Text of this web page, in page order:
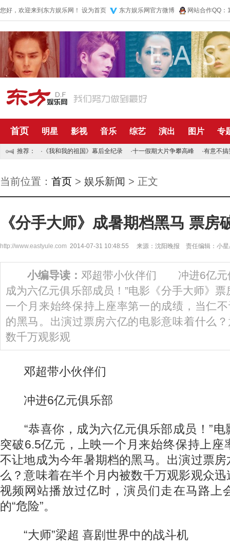
您好，欢迎来到东方娱乐网！ 设为首页 东方娱乐网官方微博 网站合作QQ
首页 明星 影视 音乐 综艺 演出 图片 专
推荐： · 《我和我的祖国》幕后全纪录 ·十一假期大片争攀高峰 ·有意不搞
当前位置： 首页 > 娱乐新闻 > 正文
《分手大师》成暑期档黑马 票房
http://www.eastyule.com 2014-07-31 10:48:55 来源：沈阳晚报 责任编辑：小星
小编导读： 邓超带小伙伴们 冲进6亿
成为六亿元俱乐部成员！”电影《分手大师》
一个月来始终保持上座率第一的成绩，当仁
的黑马。出演过票房六亿的电影意味着什么
数千万观影观
邓超带小伙伴们
冲进6亿元俱乐部
“恭喜你，成为六亿元俱乐部成员！”电
突破6.5亿元，上映一个月来始终保持上座
不让地成为今年暑期档的黑马。出演过票
么？意味着在半个月内被数千万观影观众
视频网站播放过亿时，演员们走在马路上
的“危险”。
“大师”梁超 喜剧世界中的战斗机